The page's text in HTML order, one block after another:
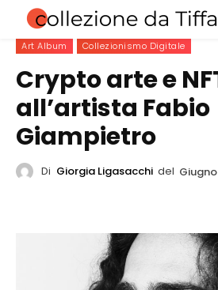
Art Album Collezionismo Digitale
Crypto arte e
all’artista Fabio
Giampietro
Di Giorgia Ligasacchi del Giugno